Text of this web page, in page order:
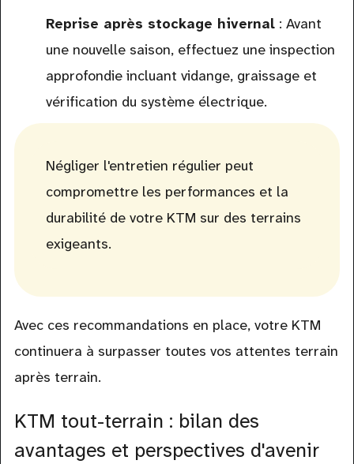
Reprise après stockage hivernal: Avant
une nouvelle saison, effectuez une inspection
approfondie incluant vidange, graissage et
vérification du système électrique.
Négliger l'entretien régulier peut
compromettre les performances et la
durabilité de votre KTM sur des terrains
exigeants.
Avec ces recommandations en place, votre KTM
continuera à surpasser toutes vos attentes terrain
après terrain.
KTM tout-terrain : bilan des
avantages et perspectives d'avenir